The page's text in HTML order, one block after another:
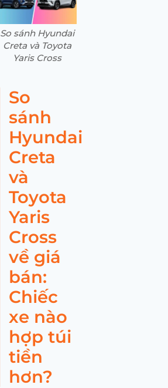
So sánh Hyundai
Creta và Toyota
Yaris Cross
So
sánh
Hyundai
Creta
và
Toyota
Yaris
Cross
về giá
bán:
Chiếc
xe nào
hợp túi
tiền
hơn?